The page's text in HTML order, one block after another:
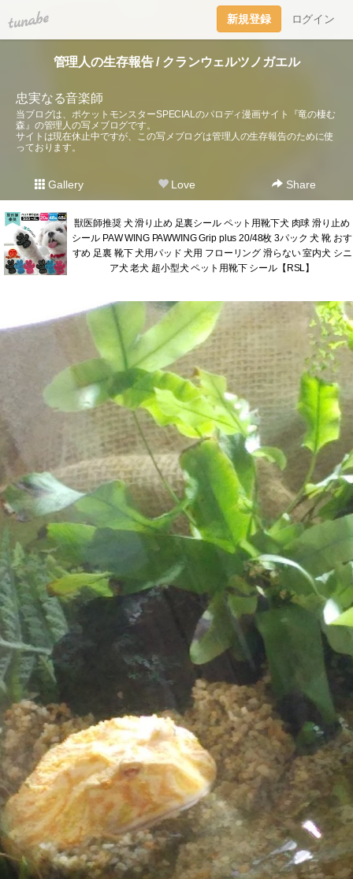
tuna.be 新規登録 ログイン
管理人の生存報告 / クランウェルツノガエル
忠実なる音楽師
当ブログは、ポケットモンスターSPECIALのパロディ漫画サイト『竜の棲む
森』の管理人の写メブログです。
サイトは現在休止中ですが、この写メブログは管理人の生存報告のために使
っております。
Gallery Love Share
獣医師推奨 犬 滑り止め 足裏シール ペット用靴下犬 肉球 滑り止め
シール PAW WING PAWWING Grip plus 20/48枚 3パック 犬 靴 おす
すめ 足裏 靴下 犬用パッド 犬用 フローリング 滑らない 室内犬 シニ
ア犬 老犬 超小型犬 ペット用靴下 シール【RSL】